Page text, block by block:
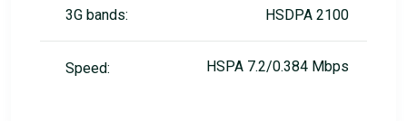
3G bands: HSDPA 2100
Speed: HSPA 7.2/0.384 Mbps